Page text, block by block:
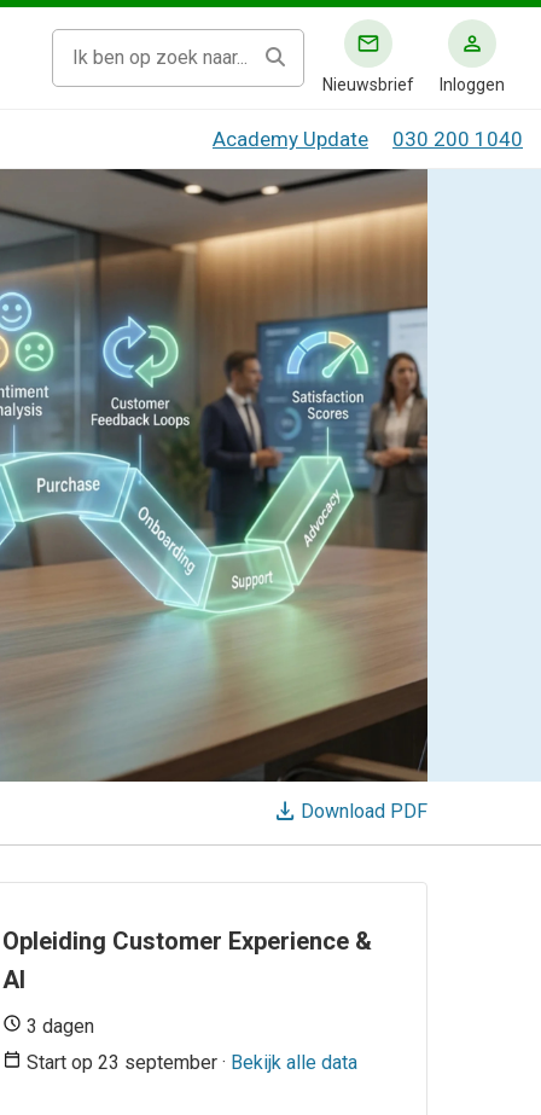
Nieuwsbrief Inloggen
Academy Update 030 200 1040
download Download PDF
Opleiding Customer Experience &
AI
3 dagen
Start op 23 september · Bekijk alle data